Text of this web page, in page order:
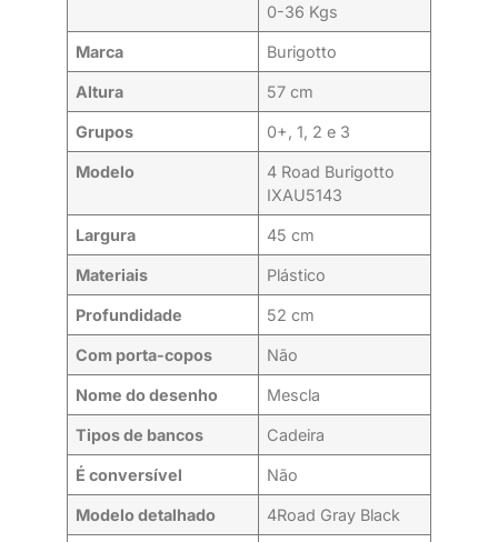
0-36 Kgs
Marca Burigotto
Altura 57 cm
Grupos 0+, 1, 2 e 3
Modelo
4 Road Burigotto
IXAU5143
Largura 45 cm
Materiais Plástico
Profundidade 52 cm
Com porta-copos Não
Nome do desenho Mescla
Tipos de bancos Cadeira
É conversível Não
Modelo detalhado 4Road Gray Black